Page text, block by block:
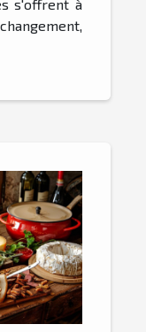
s'offrent à